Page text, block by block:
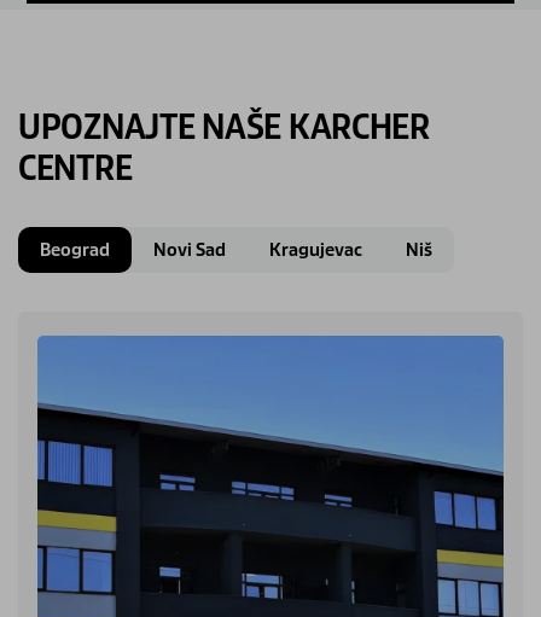
UPOZNAJTE NAŠE KARCHER
CENTRE
Beograd Novi Sad Kragujevac Niš